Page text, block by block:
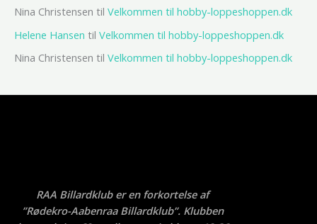
Nina Christensen til Velkommen til hobby-loppeshoppen.dk
Helene Hansen til Velkommen til hobby-loppeshoppen.dk
Nina Christensen til Velkommen til hobby-loppeshoppen.dk
RAA Billardklub er en forkortelse af
”Rødekro-Aabenraa Billardklub”. Klubben